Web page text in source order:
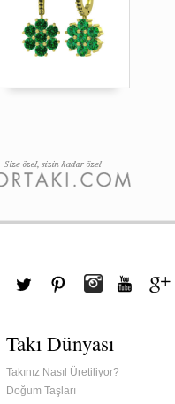
Takı Dünyası
Takınız Nasıl Üretiliyor?
Doğum Taşları